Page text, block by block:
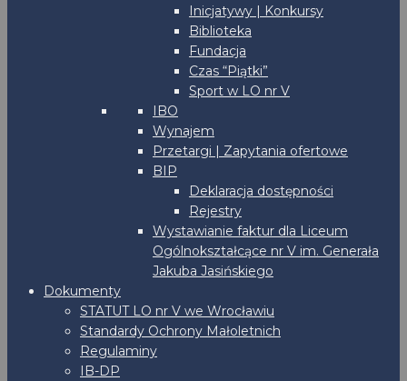
Inicjatywy | Konkursy
Biblioteka
Fundacja
Czas “Piątki”
Sport w LO nr V
IBO
Wynajem
Przetargi | Zapytania ofertowe
BIP
Deklaracja dostępności
Rejestry
Wystawianie faktur dla Liceum
Ogólnokształcące nr V im. Generała
Jakuba Jasińskiego
Dokumenty
STATUT LO nr V we Wrocławiu
Standardy Ochrony Małoletnich
Regulaminy
IB-DP